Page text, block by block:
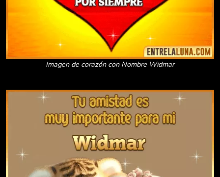
Imagen de corazón con Nombre Widmar